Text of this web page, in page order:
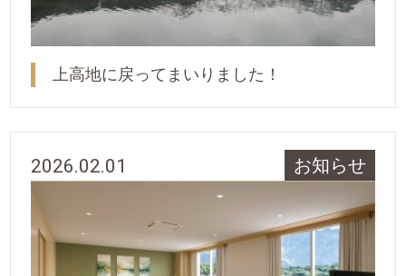
上高地に戻ってまいりました！
2026.02.01 お知らせ